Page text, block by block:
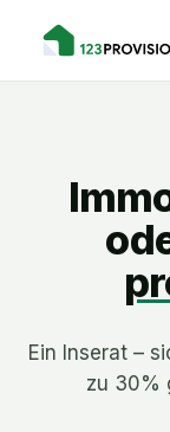
Ein Inserat –
zu 30%